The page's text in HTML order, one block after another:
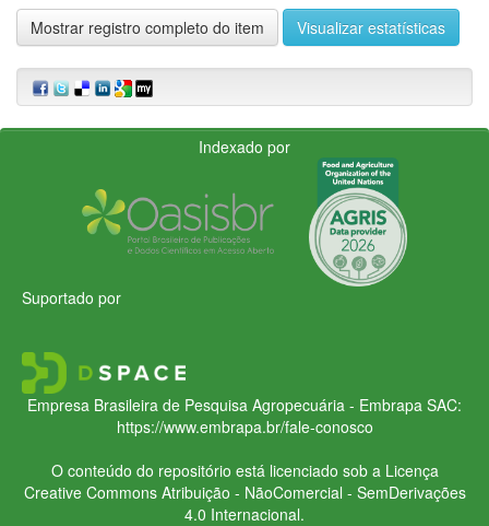
Mostrar registro completo do item Visualizar estatísticas
Indexado por
Suportado por
Empresa Brasileira de Pesquisa Agropecuária - Embrapa SAC:
https://www.embrapa.br/fale-conosco
O conteúdo do repositório está licenciado sob a Licença
Creative CommonsAtribuição - NãoComercial - SemDerivações
4.0 Internacional.